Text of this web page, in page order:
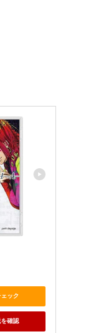
ック
確認